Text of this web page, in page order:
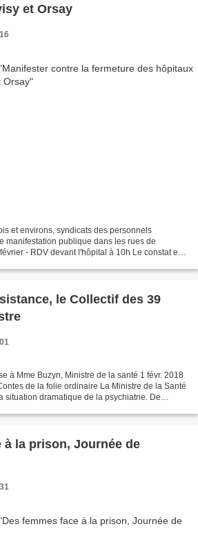
et Orsay
et environs, syndicats des personnels
manifestation publique dans les rues de
- RDV devant l'hôpital à 10h Le constat est
le Collectif des 39
à Mme Buzyn, Ministre de la santé 1 févr. 2018
de la folie ordinaire La Ministre de la Santé
situation dramatique de la psychiatrie. De
à la prison, Journée de